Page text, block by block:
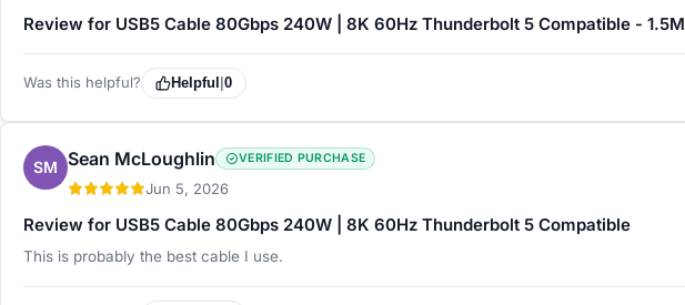
Review for USB5 Cable 80Gbps 240W | 8K 60Hz Thunderbolt 5 Compatible - 1.5M
Was this helpful? Helpful 0
SM Sean McLoughlin VERIFIED PURCHASE
Jun 5, 2026
Review for USB5 Cable 80Gbps 240W | 8K 60Hz Thunderbolt 5 Compatible
This is probably the best cable I use.